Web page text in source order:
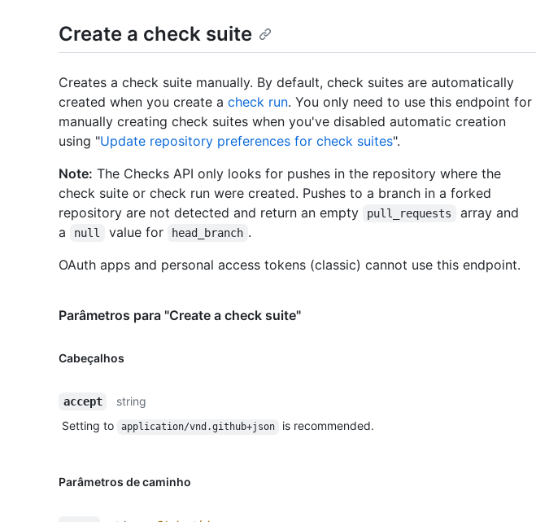
Create a check suite
Creates a check suite manually. By default, check suites are automatically
created when you create a check run. You only need to use this endpoint for
manually creating check suites when you've disabled automatic creation
using "Update repository preferences for check suites".
Note: The Checks API only looks for pushes in the repository where the
check suite or check run were created. Pushes to a branch in a forked
repository are not detected and return an empty
pull_requests
array and
a
null value for head_branch .
OAuth apps and personal access tokens (classic) cannot use this endpoint.
Parâmetros para "Create a check suite"
Cabeçalhos
accept
string
Setting to
application/vnd.github+json is recommended.
Parâmetros de caminho